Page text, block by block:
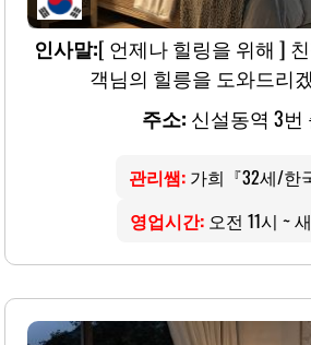
인사말:[ 언제나 힐링을 위해 ]
객님의 힐릉을 도와드리
주소: 신설동역 3번
관리쌤: 가희『32세/한
영업시간:오전 11시 ~